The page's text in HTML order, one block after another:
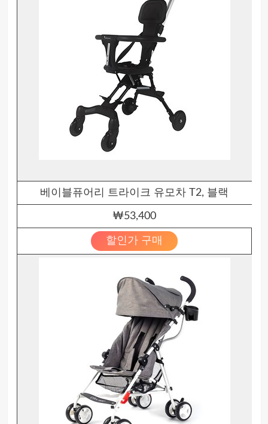
베이블퓨어리 트라이크 유모차 T2, 블랙
₩53,400
할인가 구매